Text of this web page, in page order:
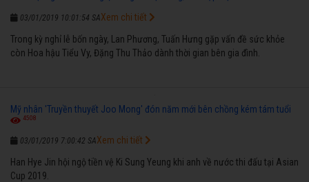
03/01/2019 10:01:54 SA
Trong kỳ nghỉ lễ bốn ngày, Lan Phương, Tuấn Hưng gặp vấn đề sức khỏe
còn Hoa hậu Tiểu Vy, Đặng Thu Thảo dành thời gian bên gia đình.
Xem chi tiết
Mỹ nhân 'Truyền thuyết Joo Mong' đón năm mới bên chồng kém tám tuổi
4508
03/01/2019 7:00:42 SA
Han Hye Jin hội ngộ tiền vệ Ki Sung Yeung khi anh về nước thi đấu tại Asian
Cup 2019.
Xem chi tiết